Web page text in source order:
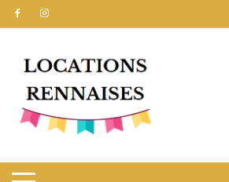
Aller
au